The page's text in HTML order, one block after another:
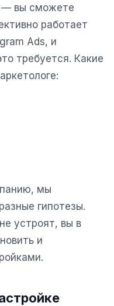
— вы сможете
работает
Ads, и
требуется. Какие
мы
гипотезы.
устроят, вы в
и